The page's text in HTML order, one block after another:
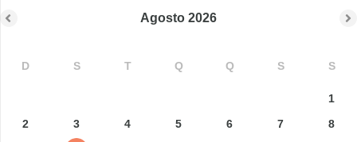
Agosto 2026
D S T Q Q S S
1
2
3 4 5 6 7
8